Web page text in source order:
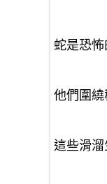
蛇是恐怖
他們圍繞
這些滑溜